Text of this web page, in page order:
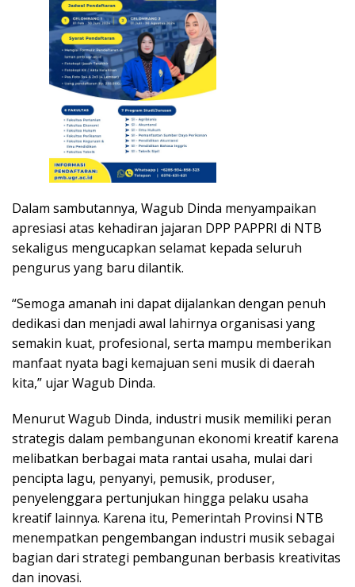
Dalam sambutannya, Wagub Dinda menyampaikan
apresiasi atas kehadiran jajaran DPP PAPPRI di NTB
sekaligus mengucapkan selamat kepada seluruh
pengurus yang baru dilantik.
“Semoga amanah ini dapat dijalankan dengan penuh
dedikasi dan menjadi awal lahirnya organisasi yang
semakin kuat, profesional, serta mampu memberikan
manfaat nyata bagi kemajuan seni musik di daerah
kita,” ujar Wagub Dinda.
Menurut Wagub Dinda, industri musik memiliki peran
strategis dalam pembangunan ekonomi kreatif karena
melibatkan berbagai mata rantai usaha, mulai dari
pencipta lagu, penyanyi, pemusik, produser,
penyelenggara pertunjukan hingga pelaku usaha
kreatif lainnya. Karena itu, Pemerintah Provinsi NTB
menempatkan pengembangan industri musik sebagai
bagian dari strategi pembangunan berbasis kreativitas
dan inovasi.